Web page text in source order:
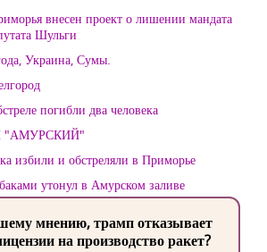
внесен проект о лишении мандата
Шульги
Украина, Сумы.
погибли два человека
"АМУРСКИЙ"
избили и обстреляли в Приморье
утонул в Амурском заливе
мнению, трамп отказывает
на производство ракет?